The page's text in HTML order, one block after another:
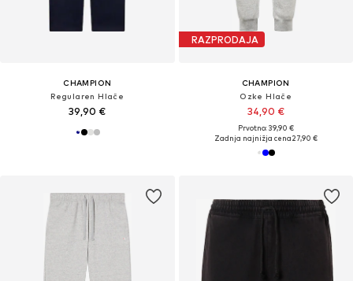
CHAMPION
Regularen Hlače
39,90 €
RAZPRODAJA
CHAMPION
Ozke Hlače
34,90 €
Prvotno: 39,90 €
Zadnja najnižja cena27,90 €